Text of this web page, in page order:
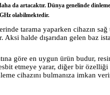
daha da artacaktır. Dünya genelinde
olabilmektedir.
tarama yaparken cihazın
Aksi halde dışarıdan gelen baz
göre en uygun ürün budur,
etmeye yarar, diğer bir
cihazını bulmanıza imkan